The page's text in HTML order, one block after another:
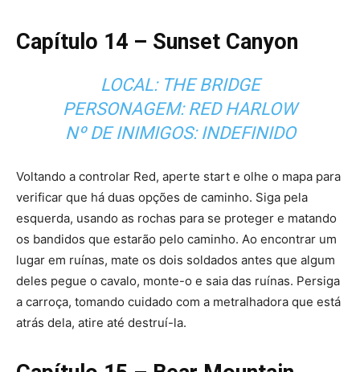
Capítulo 14 – Sunset Canyon
LOCAL: THE BRIDGE
PERSONAGEM: RED HARLOW
Nº DE INIMIGOS: INDEFINIDO
Voltando a controlar Red, aperte start e olhe o mapa para
verificar que há duas opções de caminho. Siga pela
esquerda, usando as rochas para se proteger e matando
os bandidos que estarão pelo caminho. Ao encontrar um
lugar em ruínas, mate os dois soldados antes que algum
deles pegue o cavalo, monte-o e saia das ruínas. Persiga
a carroça, tomando cuidado com a metralhadora que está
atrás dela, atire até destruí-la.